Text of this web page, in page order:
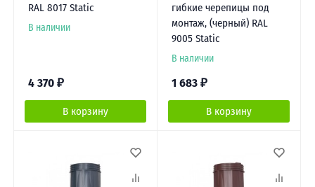
RAL 8017 Static
В наличии
4 370 ₽
В корзину
гибкие черепицы под
монтаж, (черный) RAL
9005 Static
В наличии
1 683 ₽
В корзину